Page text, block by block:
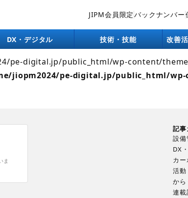
JIPM会員限定バックナンバー
DX・デジタル 技術・技能 改善
wp-content/themes/nihon/single/
themes/nihon/single.php
on line 26
pe-digital.jp/public_html/wp-content/
jiopm2024/pe-digital.jp/public_html/
ま
記事
設備
DX
カ
活動
から
連載